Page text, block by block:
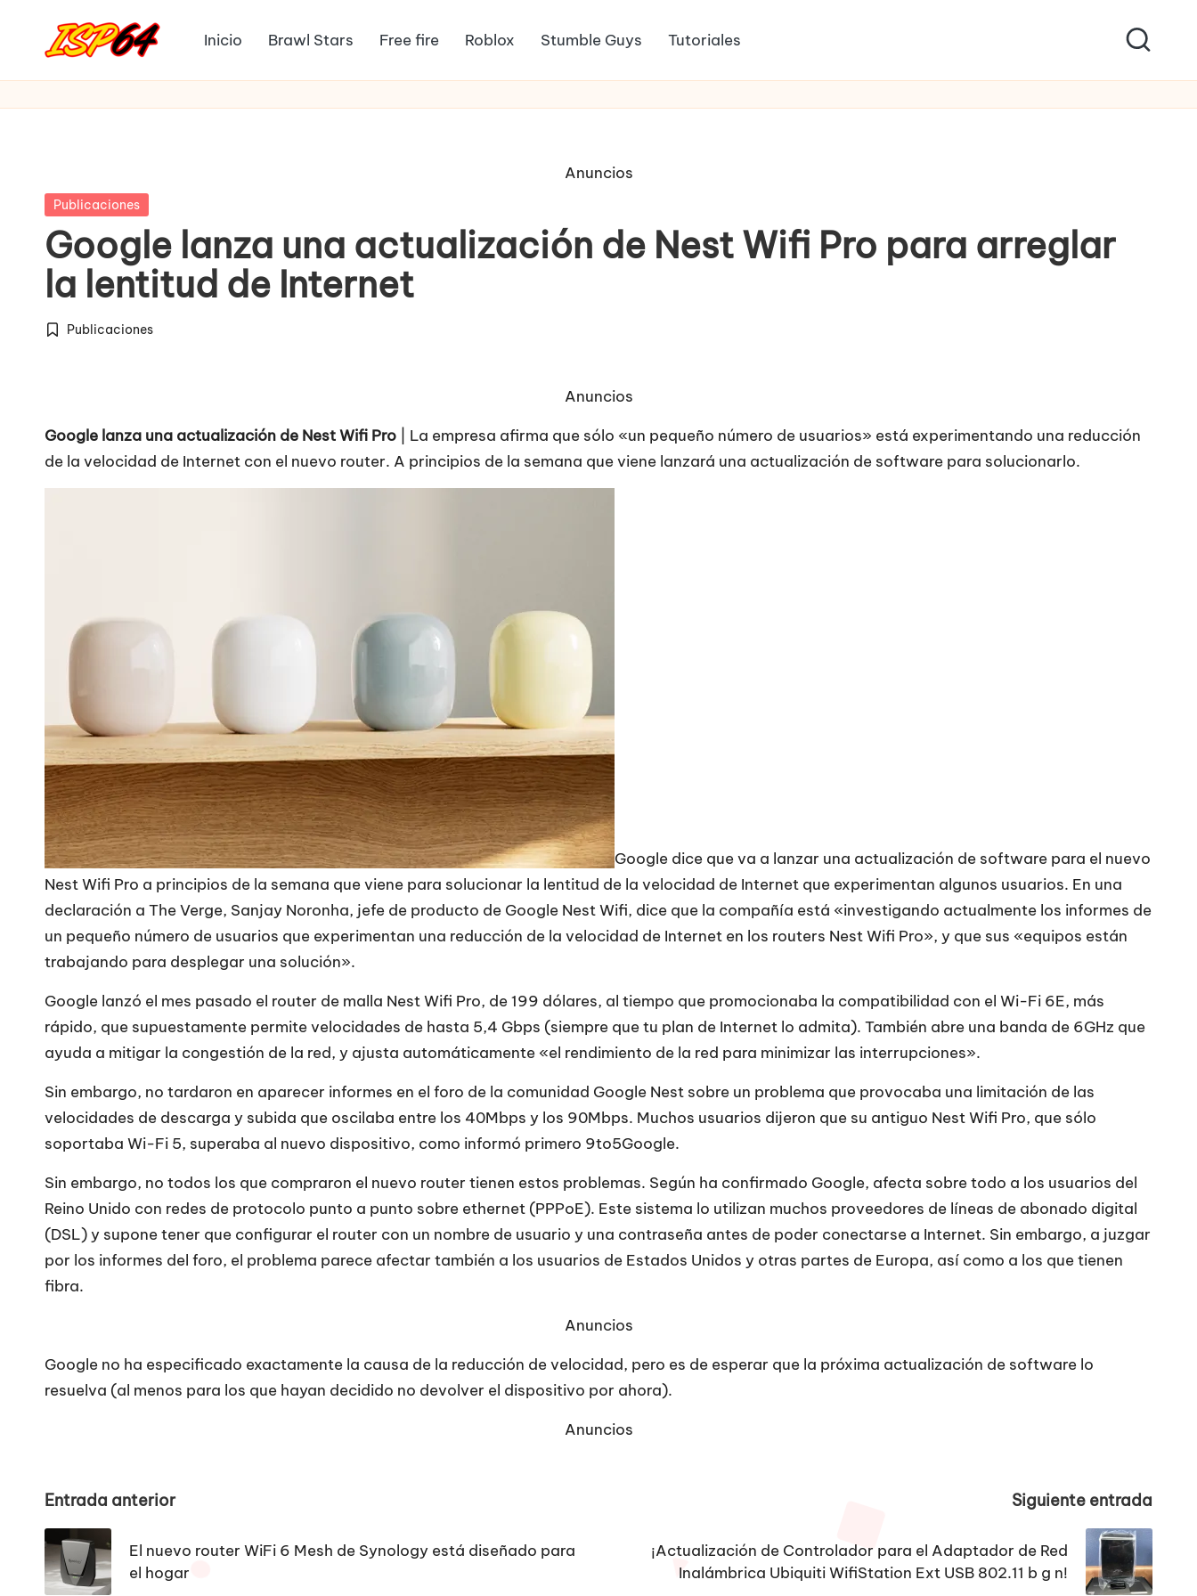
I
S
6
4
Inicio Brawl Stars Free fire Roblox Stumble Guys Tutoriales
Anuncios
Publicada
Publicaciones
Google lanza una actualización de Nest Wifi Pro para arreglar
la lentitud de Internet
Publicada
Publicaciones
Anuncios
Google lanza una actualización de Nest Wifi Pro | La empresa afirma que sólo «un pequeño número de usuarios» está experimentando una reducción
de la velocidad de Internet con el nuevo router. A principios de la semana que viene lanzará una actualización de software para solucionarlo.
Google dice que va a lanzar una actualización de software para el nuevo
Nest Wifi Pro a principios de la semana que viene para solucionar la lentitud de la velocidad de Internet que experimentan algunos usuarios. En una
declaración a The Verge, Sanjay Noronha, jefe de producto de Google Nest Wifi, dice que la compañía está «investigando actualmente los informes de
un pequeño número de usuarios que experimentan una reducción de la velocidad de Internet en los routers Nest Wifi Pro», y que sus «equipos están
trabajando para desplegar una solución».
Google lanzó el mes pasado el router de malla Nest Wifi Pro, de 199 dólares, al tiempo que promocionaba la compatibilidad con el Wi-Fi 6E, más
rápido, que supuestamente permite velocidades de hasta 5,4 Gbps (siempre que tu plan de Internet lo admita). También abre una banda de 6GHz que
ayuda a mitigar la congestión de la red, y ajusta automáticamente «el rendimiento de la red para minimizar las interrupciones».
Sin embargo, no tardaron en aparecer informes en el foro de la comunidad Google Nest sobre un problema que provocaba una limitación de las
velocidades de descarga y subida que oscilaba entre los 40Mbps y los 90Mbps. Muchos usuarios dijeron que su antiguo Nest Wifi Pro, que sólo
soportaba Wi-Fi 5, superaba al nuevo dispositivo, como informó primero 9to5Google.
Sin embargo, no todos los que compraron el nuevo router tienen estos problemas. Según ha confirmado Google, afecta sobre todo a los usuarios del
Reino Unido con redes de protocolo punto a punto sobre ethernet (PPPoE). Este sistema lo utilizan muchos proveedores de líneas de abonado digital
(DSL) y supone tener que configurar el router con un nombre de usuario y una contraseña antes de poder conectarse a Internet. Sin embargo, a juzgar
por los informes del foro, el problema parece afectar también a los usuarios de Estados Unidos y otras partes de Europa, así como a los que tienen
fibra.
Anuncios
Google no ha especificado exactamente la causa de la reducción de velocidad, pero es de esperar que la próxima actualización de software lo
resuelva (al menos para los que hayan decidido no devolver el dispositivo por ahora).
Anuncios
Navegación
de
entradas
Entrada anterior
El nuevo router WiFi 6 Mesh de Synology está diseñado para
el hogar
Siguiente entrada
¡Actualización de Controlador para el Adaptador de Red
Inalámbrica Ubiquiti WifiStation Ext USB 802.11 b g n!